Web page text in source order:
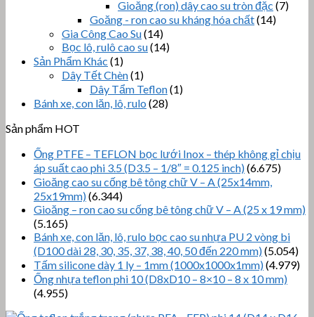
Gioăng (ron) dây cao su tròn đặc (7)
Goăng - ron cao su kháng hóa chất(14)
Gia Công Cao Su(14)
Bọc lô, rulô cao su(14)
Sản Phẩm Khác (1)
Dây Tết Chèn(1)
Dây Tẩm Teflon(1)
Bánh xe, con lăn, lô, rulo (28)
Sản phẩm HOT
Ống PTFE – TEFLON bọc lưới Inox – thép không gỉ chịu
áp suất cao phi 3.5 (D3.5 – 1/8″ = 0.125 inch)(6.675)
Gioăng cao su cống bê tông chữ V – A (25x14mm,
25x19mm)(6.344)
Gioăng – ron cao su cống bê tông chữ V – A (25 x 19 mm)
(5.165)
Bánh xe, con lăn, lô, rulo bọc cao su nhựa PU 2 vòng bi
(D100 dài 28, 30, 35, 37, 38, 40, 50 đến 220 mm)(5.054)
Tấm silicone dày 1 ly – 1mm (1000x1000x1mm)(4.979)
Ống nhựa teflon phi 10 (D8xD10 – 8×10 – 8 x 10 mm)
(4.955)